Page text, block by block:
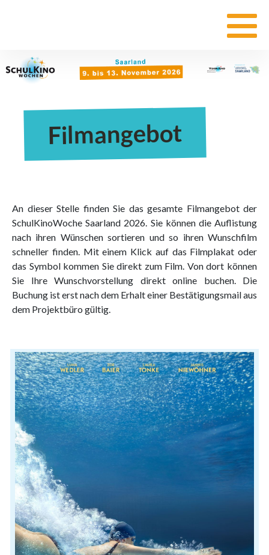
Filmangebot
An dieser Stelle finden Sie das gesamte Filmangebot der
SchulKinoWoche Saarland 2026. Sie können die Auflistung
nach ihren Wünschen sortieren und so ihren Wunschfilm
schneller finden. Mit einem Klick auf das Filmplakat oder
das Symbol kommen Sie direkt zum Film. Von dort können
Sie Ihre Wunschvorstellung direkt online buchen. Die
Buchung ist erst nach dem Erhalt einer Bestätigungsmail aus
dem Projektbüro gültig.